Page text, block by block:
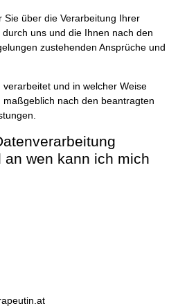
Sie über die Verarbeitung Ihrer
uns und die Ihnen nach den
zustehenden Ansprüche und
und in welcher Weise
nach den beantragten
wen kann ich mich